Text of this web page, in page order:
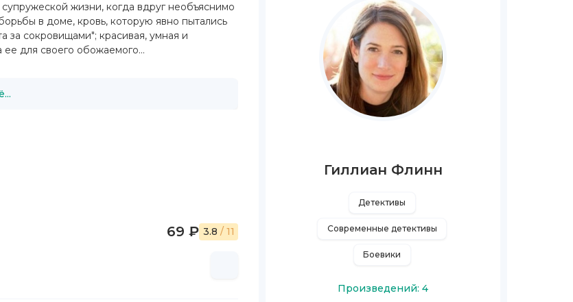
жизни, когда вдруг необъяснимо
в доме, кровь, которую явно пытались
за сокровищами"; красивая, умная и
для своего обожаемого...
69 ₽ 3.8 / 11
Гиллиан Флинн
Детективы
Современные детективы
Боевики
Произведений: 4